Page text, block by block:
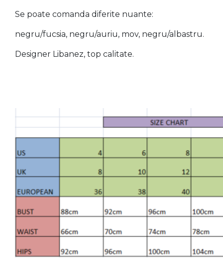
Se poate comanda diferite nuante:
negru/fucsia, negru/auriu, mov, negru/albastru.
Designer Libanez, top calitate.